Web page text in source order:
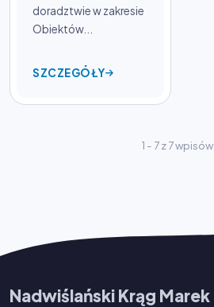
doradztwie w zakresie
Obiektów...
SZCZEGÓŁY
1 - 7 z 7 wpisów
Nadwiślański Krąg Marek